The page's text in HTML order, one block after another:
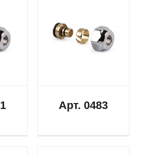
Арт. 0483